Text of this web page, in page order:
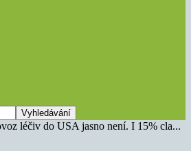
léčiv do USA jasno není. I 15% cla...